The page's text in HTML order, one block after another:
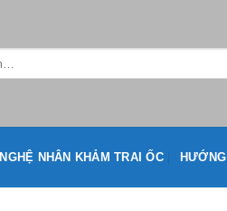
NGHỆ NHÂN KHẢM TRAI ỐC